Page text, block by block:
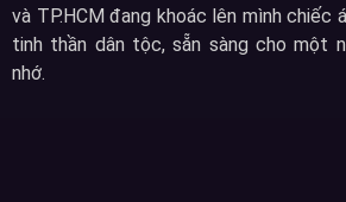
và TP.HCM đang khoác lên mình chiếc
tinh thần dân tộc, sẵn sàng cho một
nhớ.